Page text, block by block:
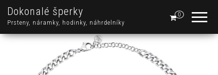
Dokonalé šperky
Prsteny, náramky, hodinky, náhrdelníky
0